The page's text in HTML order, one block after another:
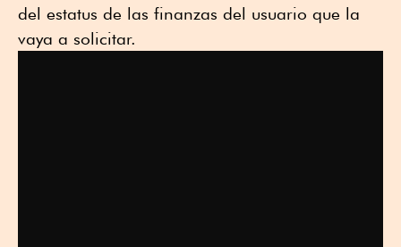
del estatus de las finanzas del usuario que la
vaya a solicitar.